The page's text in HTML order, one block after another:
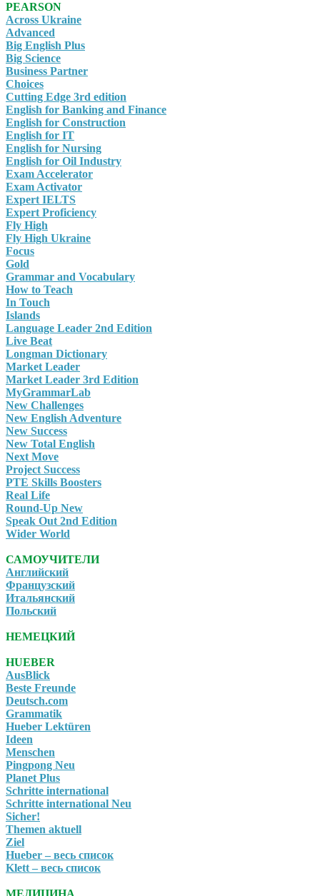
PEARSON
Across Ukraine
Advanced
Big English Plus
Big Science
Business Partner
Choices
Cutting Edge 3rd edition
English for Banking and Finance
English for Construction
English for IT
English for Nursing
English for Oil Industry
Exam Accelerator
Exam Activator
Expert IELTS
Expert Proficiency
Fly High
Fly High Ukraine
Focus
Gold
Grammar and Vocabulary
How to Teach
In Touch
Islands
Language Leader 2nd Edition
Live Beat
Longman Dictionary
Market Leader
Market Leader 3rd Edition
MyGrammarLab
New Challenges
New English Adventure
New Success
New Total English
Next Move
Project Success
PTE Skills Boosters
Real Life
Round-Up New
Speak Out 2nd Edition
Wider World
САМОУЧИТЕЛИ
Английский
Французский
Итальянский
Польский
НЕМЕЦКИЙ
HUEBER
AusBlick
Beste Freunde
Deutsch.com
Grammatik
Hueber Lektüren
Ideen
Menschen
Pingpong Neu
Planet Plus
Schritte international
Schritte international Neu
Sicher!
Themen aktuell
Ziel
Hueber – весь список
Klett – весь список